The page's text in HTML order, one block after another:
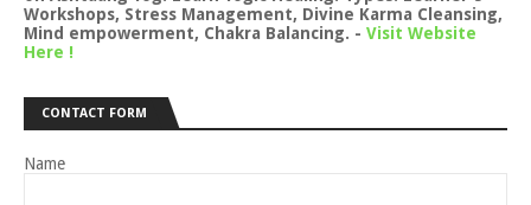
Workshops, Stress Management, Divine Karma Cleansing,
Mind empowerment, Chakra Balancing. - Visit Website
Here !
CONTACT FORM
Name